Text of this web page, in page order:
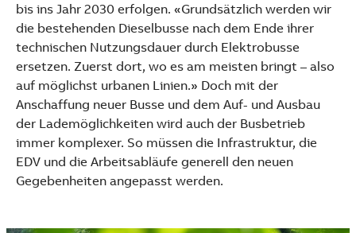
bis ins Jahr 2030 erfolgen. «Grundsätzlich werden wir
die bestehenden Dieselbusse nach dem Ende ihrer
technischen Nutzungsdauer durch Elektrobusse
ersetzen. Zuerst dort, wo es am meisten bringt – also
auf möglichst urbanen Linien.» Doch mit der
Anschaffung neuer Busse und dem Auf- und Ausbau
der Lademöglichkeiten wird auch der Busbetrieb
immer komplexer. So müssen die Infrastruktur, die
EDV und die Arbeitsabläufe generell den neuen
Gegebenheiten angepasst werden.